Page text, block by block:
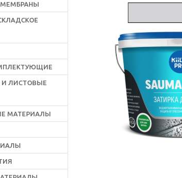
И ЛИСТОВЫЕ
МАТЕРИАЛЫ